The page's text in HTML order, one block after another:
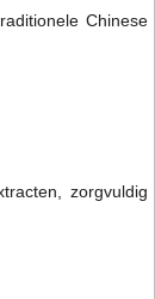
Chinese
zorgvuldig